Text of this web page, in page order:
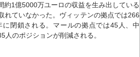
1億5000万ユーロの収益を生み出している
れていなかった。ヴィッテンの拠点では266
に閉鎖される。マールの拠点では45人、中
人のポジションが削減される。